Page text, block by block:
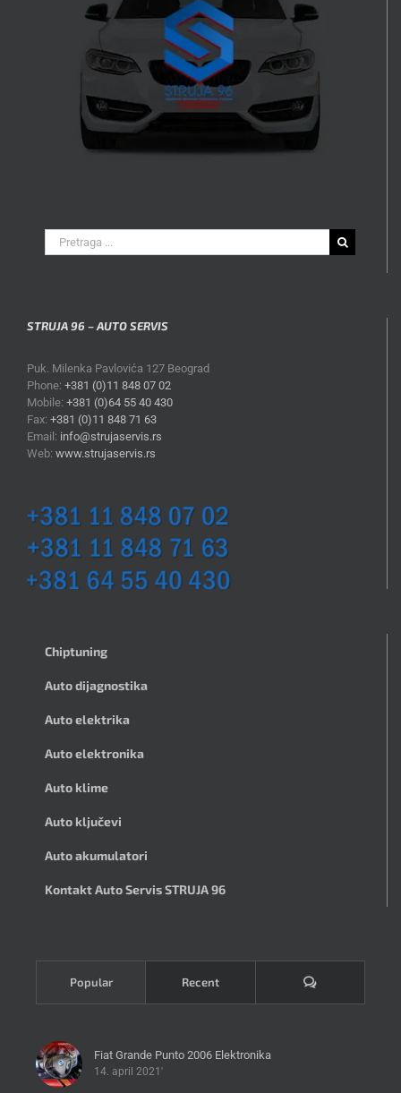
Search
for:
STRUJA 96 – AUTO SERVIS
Puk. Milenka Pavlovića 127 Beograd
Phone: +381 (0)11 848 07 02
Mobile: +381 (0)64 55 40 430
Fax: +381 (0)11 848 71 63
Email: info@strujaservis.rs
Web: www.strujaservis.rs
Chiptuning
Auto dijagnostika
Auto elektrika
Auto elektronika
Auto klime
Auto ključevi
Auto akumulatori
Kontakt Auto Servis STRUJA 96
Popular Recent Komentari
Fiat Grande Punto 2006 Elektronika
14. april 2021'